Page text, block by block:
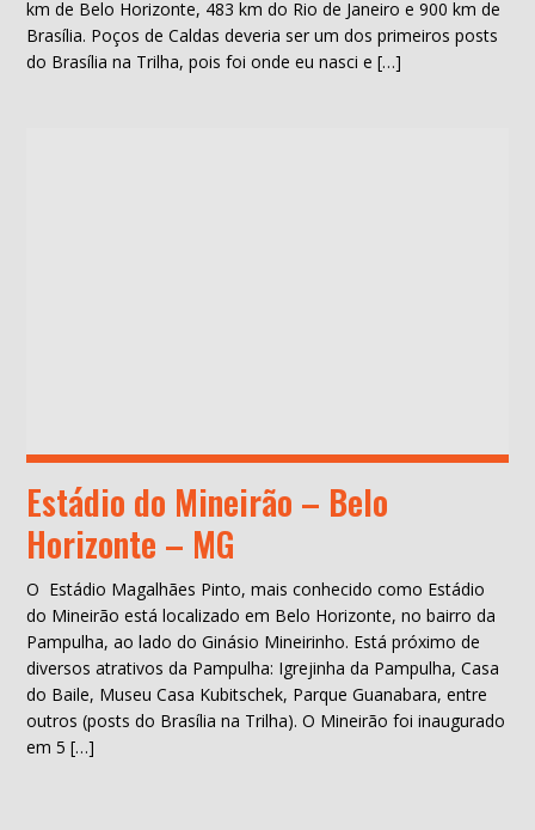
km de Belo Horizonte, 483 km do Rio de Janeiro e 900 km de
Brasília. Poços de Caldas deveria ser um dos primeiros posts
do Brasília na Trilha, pois foi onde eu nasci e […]
Estádio do Mineirão – Belo
Horizonte – MG
O Estádio Magalhães Pinto, mais conhecido como Estádio
do Mineirão está localizado em Belo Horizonte, no bairro da
Pampulha, ao lado do Ginásio Mineirinho. Está próximo de
diversos atrativos da Pampulha: Igrejinha da Pampulha, Casa
do Baile, Museu Casa Kubitschek, Parque Guanabara, entre
outros (posts do Brasília na Trilha). O Mineirão foi inaugurado
em 5 […]